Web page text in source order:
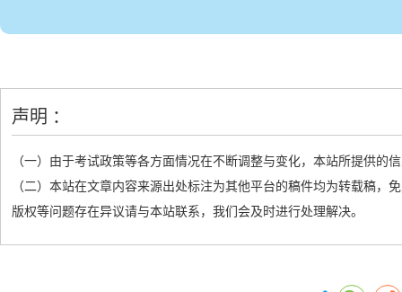
声明 ：
（一）由于考试政策等各方面情况在不断调整与变化，本站所提供的
（二）本站在文章内容来源出处标注为其他平台的稿件均为转载稿
版权等问题存在异议请与本站联系，我们会及时进行处理解决。